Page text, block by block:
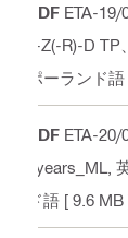
PDF ETA-19/
T-Z(-R)-D
ポーランド語
PDF ETA-20/
0years_ML ,
ド語 [ 9.6 MB